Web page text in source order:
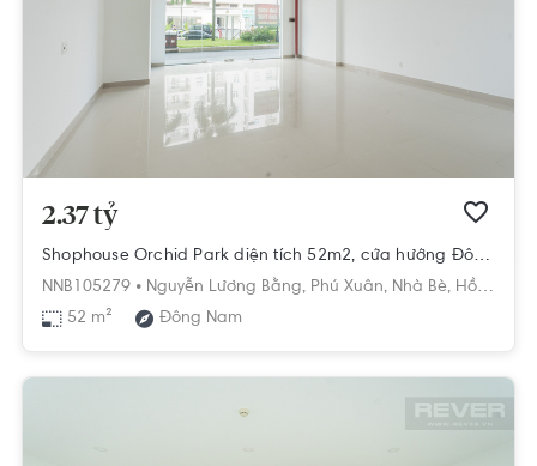
2.37 tỷ
Shophouse Orchid Park diện tích 52m2, cửa hướng Đông Bắc.
NNB105279 • Nguyễn Lương Bằng, Phú Xuân, Nhà Bè, Hồ Chí Minh
52 m²
Đông Nam